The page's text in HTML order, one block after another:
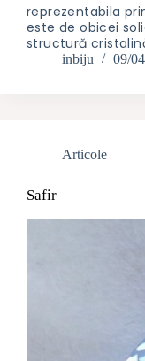
reprezentabila
este de obicei
structură
inbiju 09/
Articole
Safir